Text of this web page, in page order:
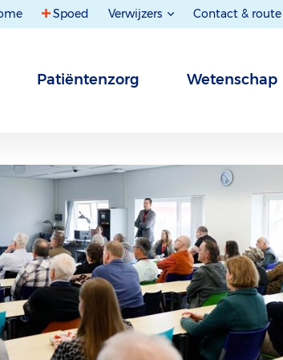
Spoed Verwijzers Contact & route
Patiëntenzorg Wetenschap